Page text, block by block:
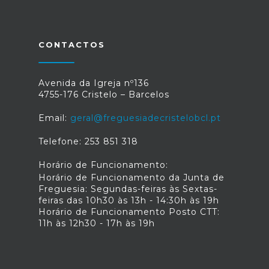
CONTACTOS
Avenida da Igreja nº136
4755-176 Cristelo – Barcelos
Email: geral@freguesiadecristelobcl.pt
Telefone: 253 851 318
Horário de Funcionamento:
Horário de Funcionamento da Junta de
Freguesia: Segundas-feiras às Sextas-
feiras das 10h30 às 13h - 14:30h às 19h
Horário de Funcionamento Posto CTT:
11h às 12h30 - 17h às 19h